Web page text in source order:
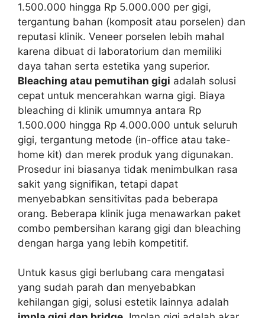
1.500.000 hingga Rp 5.000.000 per gigi,
tergantung bahan (komposit atau porselen) dan
reputasi klinik. Veneer porselen lebih mahal
karena dibuat di laboratorium dan memiliki
daya tahan serta estetika yang superior.
Bleaching atau pemutihan gigi adalah solusi
cepat untuk mencerahkan warna gigi. Biaya
bleaching di klinik umumnya antara Rp
1.500.000 hingga Rp 4.000.000 untuk seluruh
gigi, tergantung metode (in-office atau take-
home kit) dan merek produk yang digunakan.
Prosedur ini biasanya tidak menimbulkan rasa
sakit yang signifikan, tetapi dapat
menyebabkan sensitivitas pada beberapa
orang. Beberapa klinik juga menawarkan paket
combo pembersihan karang gigi dan bleaching
dengan harga yang lebih kompetitif.
Untuk kasus gigi berlubang cara mengatasi
yang sudah parah dan menyebabkan
kehilangan gigi, solusi estetik lainnya adalah